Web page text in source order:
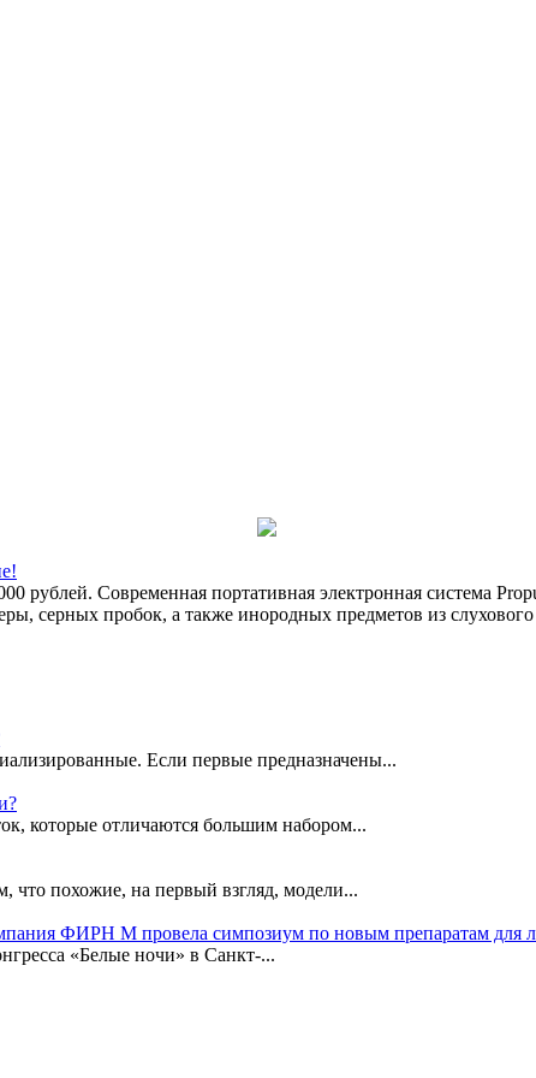
рублей. Современная портативная электронная система
серных пробок, а также инородных предметов из
Если первые предназначены...
которые отличаются большим набором...
что похожие, на первый взгляд, модели...
ФИРН М провела симпозиум по новым препаратам для
«Белые ночи» в Санкт-...